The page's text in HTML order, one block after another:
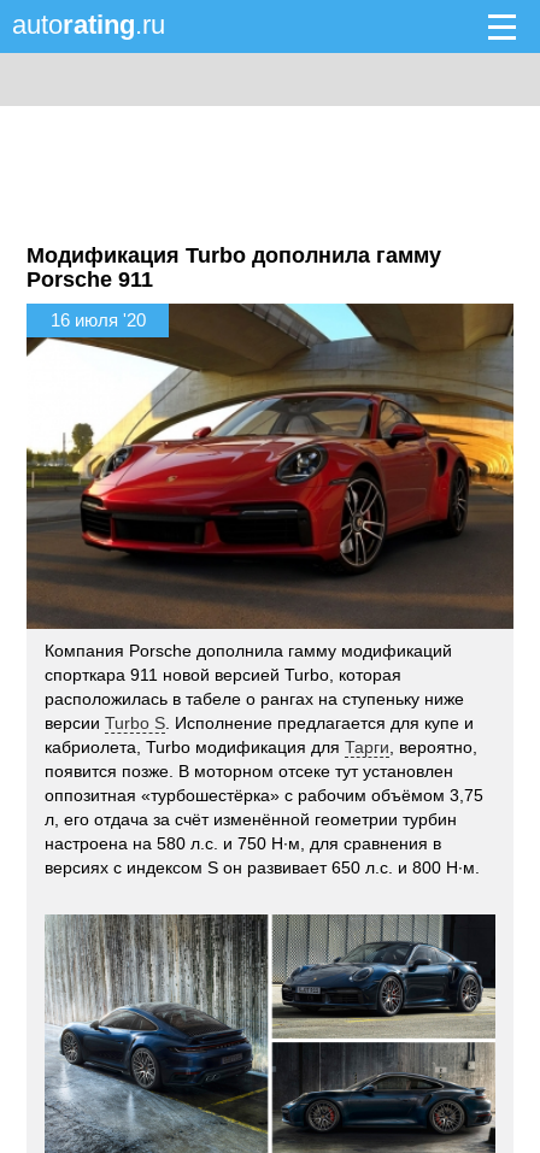
autorating.ru
Модификация Turbo дополнила гамму
Porsche 911
16 июля '20
Компания Porsche дополнила гамму модификаций
спорткара 911 новой версией Turbo, которая
расположилась в табеле о рангах на ступеньку ниже
версииTurbo S . Исполнение предлагается для купе и
кабриолета, Turbo модификация дляТарги , вероятно,
появится позже. В моторном отсеке тут установлен
оппозитная «турбошестёрка» с рабочим объёмом 3,75
л, его отдача за счёт изменённой геометрии турбин
настроена на 580 л.с. и 750 Н·м, для сравнения в
версиях с индексом S он развивает 650 л.с. и 800 Н·м.